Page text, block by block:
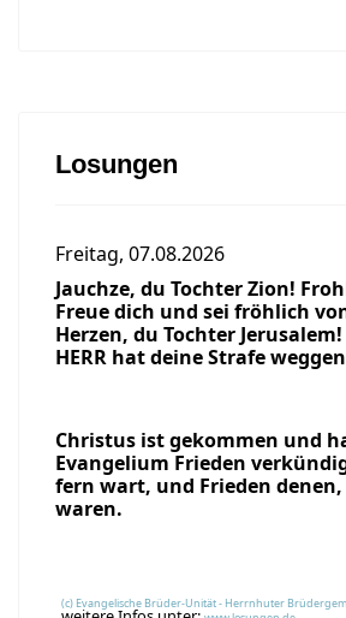
Losungen
Freitag, 07.08.2026
Jauchze, du Tochter Zion!
Freue dich und sei fröhlich
Herzen, du Tochter
HERR hat deine Strafe
Christus ist gekommen und
Evangelium Frieden
fern wart, und Frieden
waren.
(c) Evangelische Brüder-Unität - Herrnhuter